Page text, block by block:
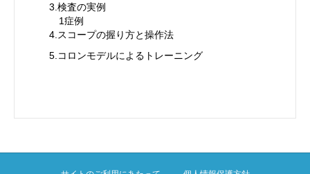
3.検査の実例
1症例
4.スコープの握り方と操作法
5.コロンモデルによるトレーニング